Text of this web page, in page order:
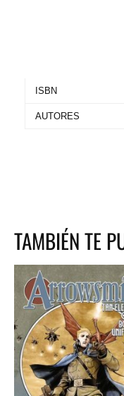
ISBN
AUTORES
TAMBIÉN TE